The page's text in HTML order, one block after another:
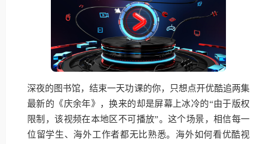
深夜的图书馆，结束一天功课的你，只想点开优酷追两集
最新的《庆余年》，换来的却是屏幕上冰冷的“由于版权
限制，该视频在本地区不可播放”。这个场景，相信每一
位留学生、海外工作者都无比熟悉。海外如何看优酷视